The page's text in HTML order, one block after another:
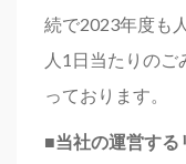
続で2023年度も
人1日当たりの
っております。
■当社の運営する